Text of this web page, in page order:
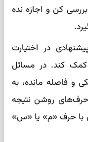
کن و اجازه نده
در اختیارت
کمک کند. در مسائل
و فاصله مانده، به
حرف‌های روشن نتیجه
با حرف «م» یا «س»